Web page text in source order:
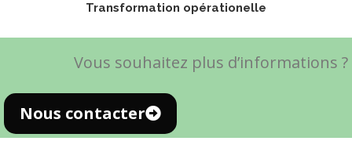
Transformation opérationelle
Vous souhaitez plus d’informations ?
Nous contacter